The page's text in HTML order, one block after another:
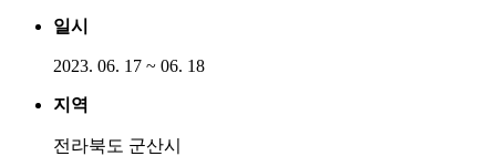
일시
2023. 06. 17 ~ 06. 18
지역
전라북도 군산시